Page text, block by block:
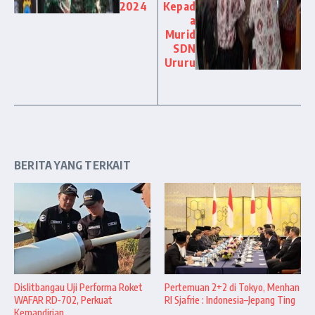
2024
Kepad
a
Murid
SDN
Ururu
BERITA YANG TERKAIT
Dislitbangau Uji Performa Roket
WAFAR RD-702, Perkuat
Kemandirian ...
Pertemuan 2+2 di Tokyo, Menhan
RI Sjafrie : Indonesia–Jepang Ting